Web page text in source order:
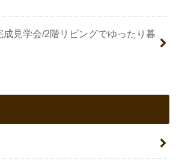
成見学会/2階リビングでゆったり暮